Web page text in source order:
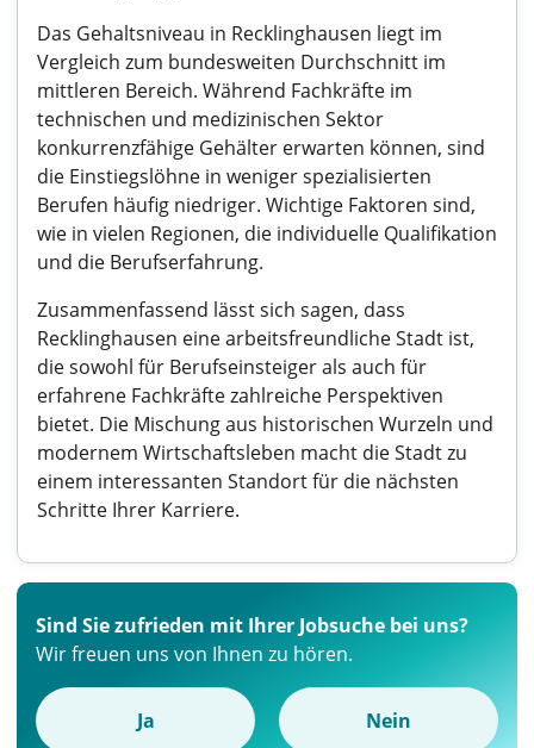
Das Gehaltsniveau in Recklinghausen liegt im
Vergleich zum bundesweiten Durchschnitt im
mittleren Bereich. Während Fachkräfte im
technischen und medizinischen Sektor
konkurrenzfähige Gehälter erwarten können, sind
die Einstiegslöhne in weniger spezialisierten
Berufen häufig niedriger. Wichtige Faktoren sind,
wie in vielen Regionen, die individuelle Qualifikation
und die Berufserfahrung.
Zusammenfassend lässt sich sagen, dass
Recklinghausen eine arbeitsfreundliche Stadt ist,
die sowohl für Berufseinsteiger als auch für
erfahrene Fachkräfte zahlreiche Perspektiven
bietet. Die Mischung aus historischen Wurzeln und
modernem Wirtschaftsleben macht die Stadt zu
einem interessanten Standort für die nächsten
Schritte Ihrer Karriere.
Sind Sie zufrieden mit Ihrer Jobsuche bei uns?
Wir freuen uns von Ihnen zu hören.
Ja Nein